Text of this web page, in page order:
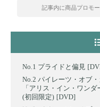
記事内に商品プロモ
プライドと偏見
パイレーツ・オブ
「アリス・イン・ワン
(初回限定) [DVD]